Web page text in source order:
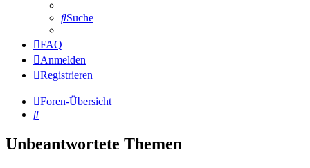
Suche
FAQ
Anmelden
Registrieren
Foren-Übersicht
Suche
Unbeantwortete Themen